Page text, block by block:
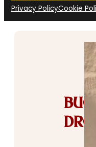
Privacy PolicyCookie